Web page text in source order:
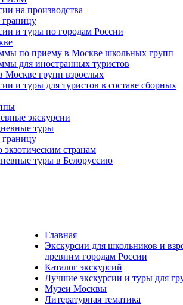
на производства
границу
и туры по городам России
по приему в Москве школьных групп
для иностранных туристов
Москве групп взрослых
и туры для туристов в составе сборных
экскурсии
туры
границу
странам
туры в Белоруссию
Главная
Экскурсии для школьников и
древним городам России
Каталог экскурсий
Лучшие экскурсии и туры для
Музеи Москвы
Литературная тематика